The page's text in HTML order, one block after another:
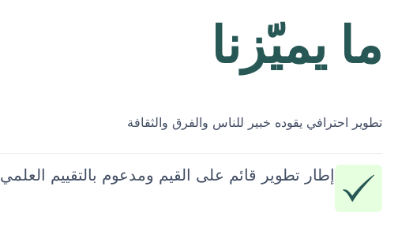
ما يميّزنا
تطوير احترافي يقوده خبير للناس والفرق والثقافة
إطار تطوير قائم على القيم ومدعوم بالتقييم العلمي